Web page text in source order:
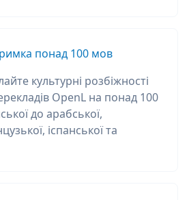
понад 100 мов
культурні розбіжності
OpenL на понад 100
до арабської,
іспанської та